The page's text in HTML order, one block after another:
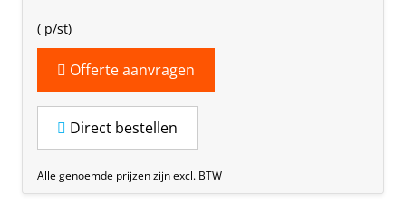
( p/st)
Offerte aanvragen
Direct bestellen
Alle genoemde prijzen zijn excl. BTW